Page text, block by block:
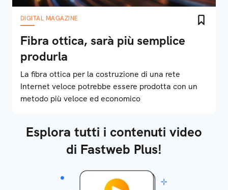
DIGITAL MAGAZINE
Fibra ottica, sarà più semplice
produrla
La fibra ottica per la costruzione di una rete
Internet veloce potrebbe essere prodotta con un
metodo più veloce ed economico
Esplora tutti i contenuti video
di Fastweb Plus!